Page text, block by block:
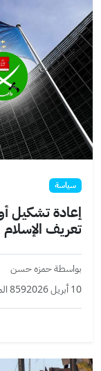
سياسة
إعادة تشكيل
تعريف
بواسطة حمزه حسن
10 أبريل 2026
859 المشاهدات